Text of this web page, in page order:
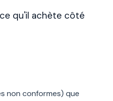
qu'il achète côté
non conformes) que